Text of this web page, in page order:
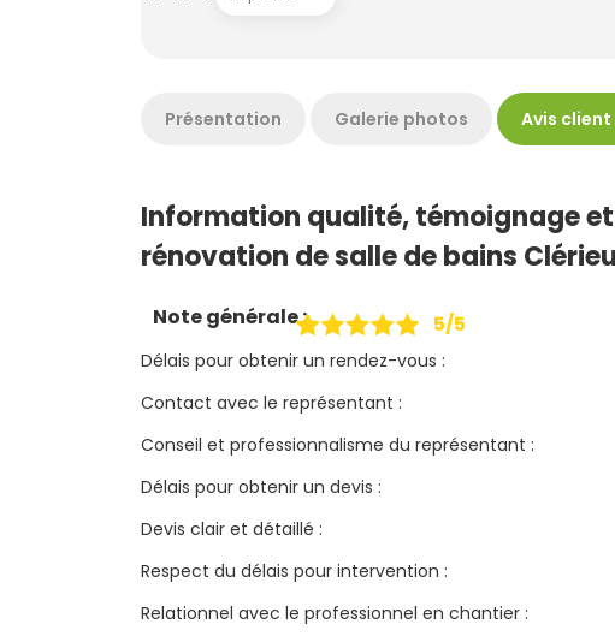
Présentation Galerie photos Avis
Information qualité, témoignage
rénovation de salle de bains
Note générale : 5/5
Délais pour obtenir un rendez-vous :
Contact avec le représentant :
Conseil et professionnalisme du représentant :
Délais pour obtenir un devis :
Devis clair et détaillé :
Respect du délais pour intervention :
Relationnel avec le professionnel en chantier :